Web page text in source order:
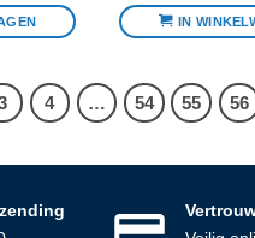
IN
4 … 54 55 56